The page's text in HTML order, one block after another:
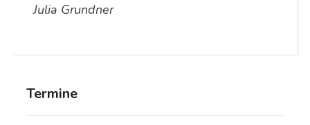
Termine
Julia Grundner